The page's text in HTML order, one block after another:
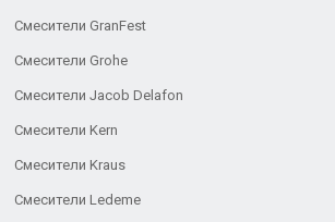
Смесители GranFest
Смесители Grohe
Смесители Jacob Delafon
Смесители Kern
Смесители Kraus
Смесители Ledeme